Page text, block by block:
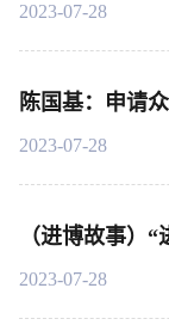
2023-07-28
陈国基：申请
2023-07-28
（进博故事）
2023-07-28